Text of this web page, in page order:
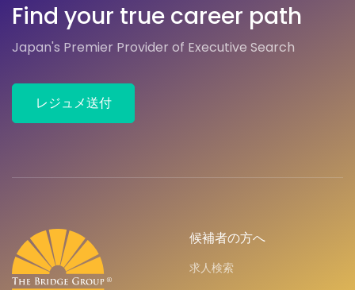
Find your true career path
Japan's Premier Provider of Executive Search
レジュメ送付
候補者の方へ
求人検索